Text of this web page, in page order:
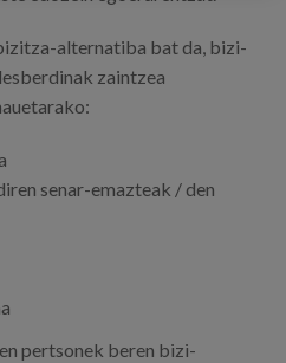
alternatiba bat da, bizi-
zaintzea
senar-emazteak / den
pertsonek beren bizi-